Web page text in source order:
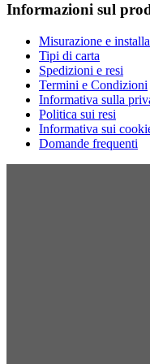
Informazioni sul
Misurazione e
Tipi di carta
Spedizioni e resi
Termini e Condizioni
Informativa sulla
Politica sui resi
Informativa sui
Domande frequenti